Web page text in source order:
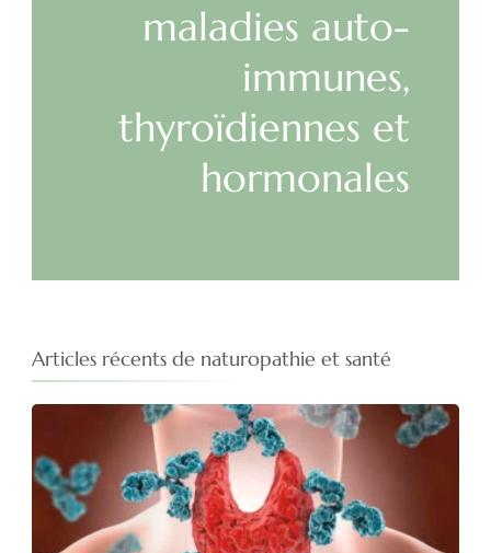
maladies auto-
immunes,
thyroïdiennes et
hormonales
Articles récents de naturopathie et santé